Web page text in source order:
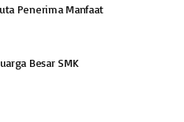
Penerima Manfaat
Besar SMK